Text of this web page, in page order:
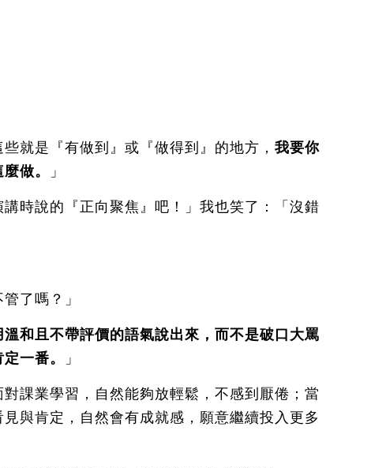
就是『有做到』或『做得到』的地方， 我要你
做。
」
時說的『正向聚焦』吧！」我也笑了：「沒錯
了嗎？」
溫和且不帶評價的語氣說出來，而不是破口大罵
一番。
」
課業學習，自然能夠放輕鬆，不感到厭倦；當
與肯定，自然會有成就感，願意繼續投入更多